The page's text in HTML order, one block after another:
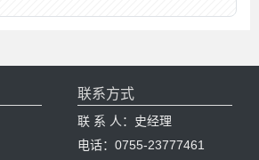
联系方式
联 系 人：史经理
电话：0755-23777461